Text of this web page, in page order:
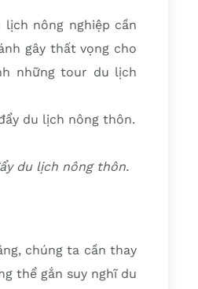
nông nghiệp cần
gây thất vọng cho
những tour du lịch
du lịch nông thôn.
chúng ta cần thay
thể gắn suy nghĩ du